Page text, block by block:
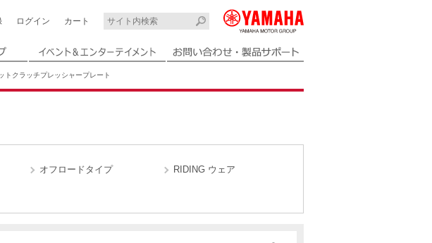
ログイン カート
トクラッチプレッシャープレート
オフロードタイプ
RIDING ウェア